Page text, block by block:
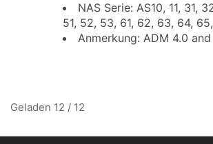
NAS Serie: AS10, 11, 31,
51, 52, 53, 61, 62, 63, 64,
Anmerkung: ADM 4.0
Geladen 12 / 12